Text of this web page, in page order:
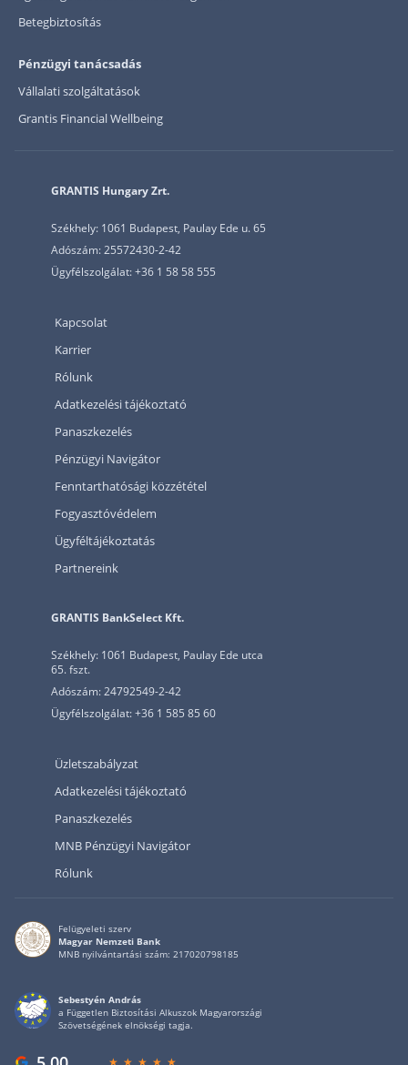
Betegbiztosítás
Pénzügyi tanácsadás
Vállalati szolgáltatások
Grantis Financial Wellbeing
GRANTIS Hungary Zrt.
Székhely: 1061 Budapest, Paulay Ede u. 65
Adószám: 25572430-2-42
Ügyfélszolgálat: +36 1 58 58 555
Kapcsolat
Karrier
Rólunk
Adatkezelési tájékoztató
Panaszkezelés
Pénzügyi Navigátor
Fenntarthatósági közzététel
Fogyasztóvédelem
Ügyféltájékoztatás
Partnereink
GRANTIS BankSelect Kft.
Székhely: 1061 Budapest, Paulay Ede utca
65. fszt.
Adószám: 24792549-2-42
Ügyfélszolgálat: +36 1 585 85 60
Üzletszabályzat
Adatkezelési tájékoztató
Panaszkezelés
MNB Pénzügyi Navigátor
Rólunk
Felügyeleti szerv
Magyar Nemzeti Bank
MNB nyilvántartási szám: 217020798185
Sebestyén András
a Független Biztosítási Alkuszok Magyarországi
Szövetségének elnökségi tagja.